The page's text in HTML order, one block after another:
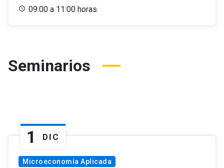
09:00 a 11:00 horas
Seminarios
1 DIC
Microeconomía Aplicada